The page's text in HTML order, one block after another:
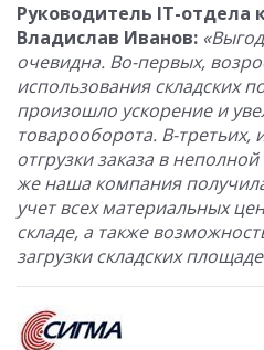
Руководитель IT-отдела
Владислав Иванов:
очевидна. Во-первых,
использования складских
произошло ускорение и
товарооборота. В-третьих,
отгрузки заказа в
же наша компания
учет всех материальных
складе, а также
загрузки складских